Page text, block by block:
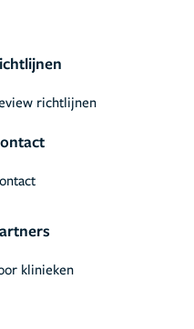
richtlijnen
klinieken